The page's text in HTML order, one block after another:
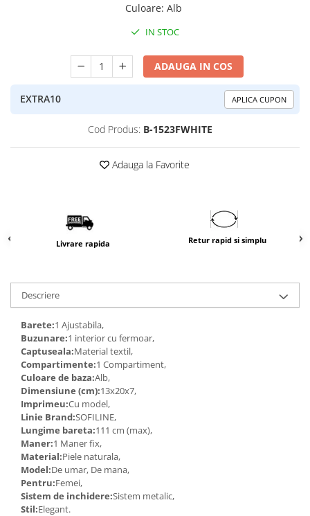
Culoare: Alb
IN STOC
ADAUGA IN COS
EXTRA10 APLICA CUPON
Cod Produs: B-1523FWHITE
Adauga la Favorite
Livrare rapida Retur rapid si simplu
Descriere
Barete:1 Ajustabila,
Buzunare:1 interior cu fermoar,
Captuseala:Material textil,
Compartimente:1 Compartiment,
Culoare de baza:Alb,
Dimensiune (cm):13x20x7,
Imprimeu:Cu model,
Linie Brand:SOFILINE,
Lungime bareta:111 cm (max),
Maner:1 Maner fix,
Material:Piele naturala,
Model:De umar, De mana,
Pentru:Femei,
Sistem de inchidere:Sistem metalic,
Stil:Elegant.